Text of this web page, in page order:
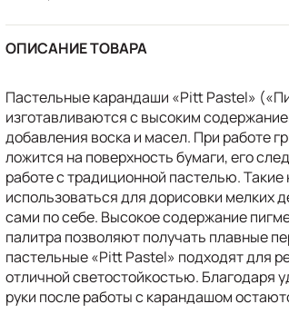
ОПИСАНИЕ ТОВАРА
Пастельные карандаши «Pitt Pastel»
изготавливаются с высоким
добавления воска и масел. При работе
ложится на поверхность бумаги, его
работе с традиционной пастелью.
использоваться для дорисовки мелких
сами по себе. Высокое содержание
палитра позволяют получать плавные
пастельные «Pitt Pastel» подходят для
отличной светостойкостью. Благодаря
руки после работы с карандашом